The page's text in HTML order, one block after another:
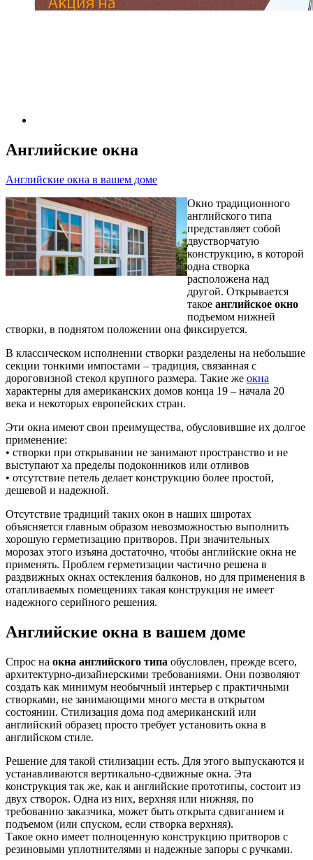
Английские окна
Английские окна в вашем доме
Окно традиционного
английского типа
представляет собой
двустворчатую
конструкцию, в которой
одна створка
расположена над
другой. Открывается
такое английское окно
подъемом нижней
створки, в поднятом положении она фиксируется.
В классическом исполнении створки разделены на небольшие
секции тонкими импостами – традиция, связанная с
дороговизной стекол крупного размера. Такие же окна
характерны для американских домов конца 19 – начала 20
века и некоторых европейских стран.
Эти окна имеют свои преимущества, обусловившие их долгое
применение:
• створки при открывании не занимают пространство и не
выступают ха пределы подоконников или отливов
• отсутствие петель делает конструкцию более простой,
дешевой и надежной.
Отсутствие традиций таких окон в наших широтах
объясняется главным образом невозможностью выполнить
хорошую герметизацию притворов. При значительных
морозах этого изъяна достаточно, чтобы английские окна не
применять. Проблем герметизации частично решена в
раздвижных окнах остекления балконов, но для применения в
отапливаемых помещениях такая конструкция не имеет
надежного серийного решения.
Английские окна в вашем доме
Спрос на окна английского типа обусловлен, прежде всего,
архитектурно-дизайнерскими требованиями. Они позволяют
создать как минимум необычный интерьер с практичными
створками, не занимающими много места в открытом
состоянии. Стилизация дома под американский или
английский образец просто требует установить окна в
английском стиле.
Решение для такой стилизации есть. Для этого выпускаются и
устанавливаются вертикально-сдвижные окна. Эта
конструкция так же, как и английские прототипы, состоит из
двух створок. Одна из них, верхняя или нижняя, по
требованию заказчика, может быть открыта сдвиганием и
подъемом (или спуском, если створка верхняя).
Такое окно имеет полноценную конструкцию притворов с
резиновыми уплотнителями и надежные запоры с ручками.